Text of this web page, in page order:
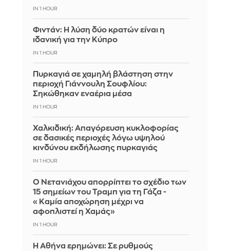
IN 1 HOUR
Φιντάν: Η λύση δύο κρατών είναι η
ιδανική για την Κύπρο
IN 1 HOUR
Πυρκαγιά σε χαμηλή βλάστηση στην
περιοχή Γιάννουλη Σουφλίου:
Σηκώθηκαν εναέρια μέσα
IN 1 HOUR
Χαλκιδική: Απαγόρευση κυκλοφορίας
σε δασικές περιοχές λόγω υψηλού
κινδύνου εκδήλωσης πυρκαγιάς
IN 1 HOUR
Ο Νετανιάχου απορρίπτει το σχέδιο των
15 σημείων του Τραμπ για τη Γάζα -
«Καμία αποχώρηση μέχρι να
αφοπλιστεί η Χαμάς»
IN 1 HOUR
Η Αθήνα ερημώνει: Σε ρυθμούς